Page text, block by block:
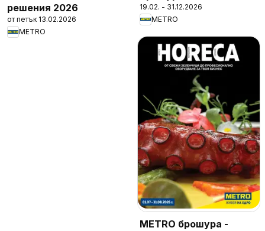
решения 2026
от петък 13.02.2026
METRO
19.02. - 31.12.2026
METRO
METRO брошура -